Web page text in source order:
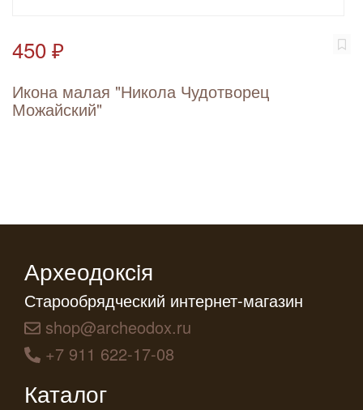
450 ₽
Икона малая "Никола Чудотворец
Можайский"
Археодоксiя
Старообрядческий интернет-магазин
shop@archeodox.ru
+7 911 622-17-08
Каталог